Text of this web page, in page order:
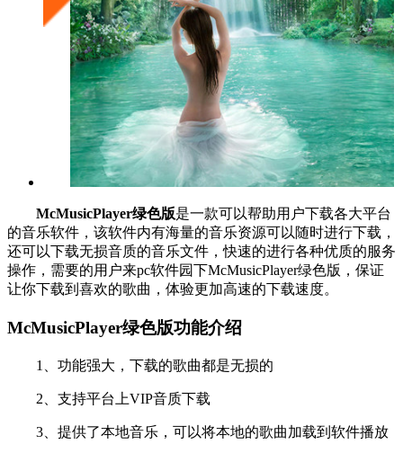
McMusicPlayer绿色版是一款可以帮助用户下载各大平台
的音乐软件，该软件内有海量的音乐资源可以随时进行下载，
还可以下载无损音质的音乐文件，快速的进行各种优质的服务
操作，需要的用户来pc软件园下McMusicPlayer绿色版，保证
让你下载到喜欢的歌曲，体验更加高速的下载速度。
McMusicPlayer绿色版功能介绍
1、功能强大，下载的歌曲都是无损的
2、支持平台上VIP音质下载
3、提供了本地音乐，可以将本地的歌曲加载到软件播放